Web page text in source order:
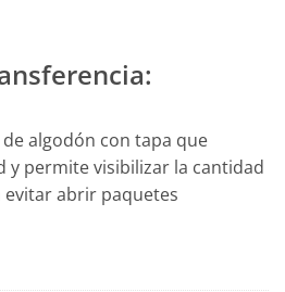
algodón con tapa que
y permite visibilizar la cantidad
evitar abrir paquetes